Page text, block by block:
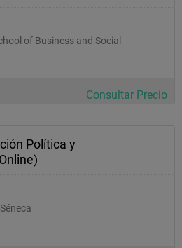
of Business and Social
Consultar Precio
Política y